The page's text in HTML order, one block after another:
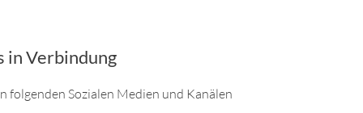
in Verbindung
folgenden Sozialen Medien und Kanälen